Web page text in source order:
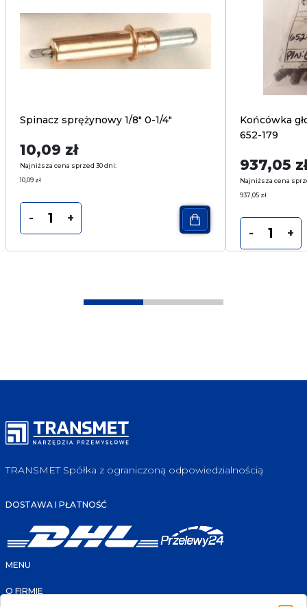
Spinacz sprężynowy 1/8″ 0-1/4″
10,09 zł
Najniższa cena sprzed 30 dni:
10,09 zł
- +
Końcówka
652-179
937,05
Najniższa cena
937,05 zł
- +
TRANSMET Spółka z ograniczoną odpowiedzialnością
DOSTAWA I PŁATNOŚĆ
MENU
O FIRMIE